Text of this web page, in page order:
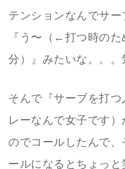
テンションなんでサ
『う〜（←打つ時の
分）』みたいな。。。
そんで『サーブを打
レーなんで女子です
のでコールしたんで
ールになるとちょっ